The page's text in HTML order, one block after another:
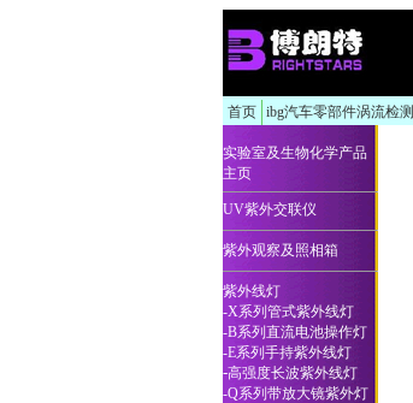
首页 ibg汽车零部件涡流检测
实验室及生物化学产品
主页
UV紫外交联仪
紫外观察及照相箱
紫外线灯
-X系列管式紫外线灯
-B系列直流电池操作灯
-E系列手持紫外线灯
-高强度长波紫外线灯
-Q系列带放大镜紫外灯